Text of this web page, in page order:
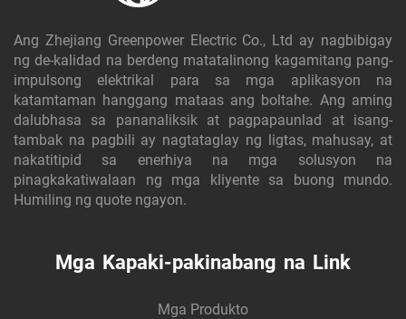
Ang Zhejiang Greenpower Electric Co., Ltd ay nagbibigay
ng de-kalidad na berdeng matatalinong kagamitang pang-
impulsong elektrikal para sa mga aplikasyon na
katamtaman hanggang mataas ang boltahe. Ang aming
dalubhasa sa pananaliksik at pagpapaunlad at isang-
tambak na pagbili ay nagtataglay ng ligtas, mahusay, at
nakatitipid sa enerhiya na mga solusyon na
pinagkakatiwalaan ng mga kliyente sa buong mundo.
Humiling ng quote ngayon.
Mga Kapaki-pakinabang na Link
Mga Produkto